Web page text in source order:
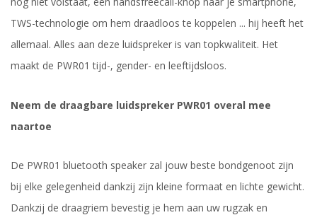
TWS-technologie om hem draadloos te koppelen ... hij heeft het
allemaal. Alles aan deze luidspreker is van topkwaliteit. Het
maakt de PWR01 tijd-, gender- en leeftijdsloos.
Neem de draagbare luidspreker PWR01 overal mee
naartoe
De PWR01 bluetooth speaker zal jouw beste bondgenoot zijn
bij elke gelegenheid dankzij zijn kleine formaat en lichte gewicht.
Dankzij de draagriem bevestig je hem aan uw rugzak en